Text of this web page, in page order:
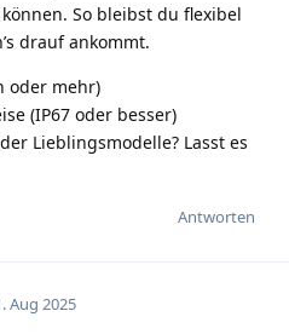
So bleibst du flexibel
drauf ankommt.
oder mehr)
(IP67 oder besser)
Lieblingsmodelle? Lasst es
Antworten
Aug 2025